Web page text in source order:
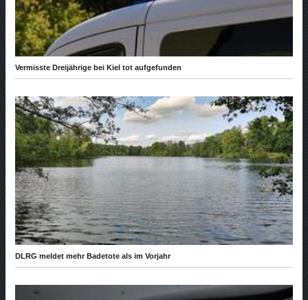
Vermisste Dreijährige bei Kiel tot aufgefunden
DLRG meldet mehr Badetote als im Vorjahr